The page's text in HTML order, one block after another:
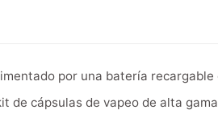
por una batería recargable
de cápsulas de vapeo de alta